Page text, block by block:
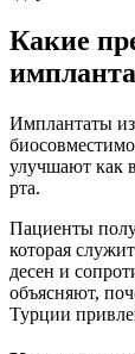
Какие
Имплантаты из
улучшают как
рта.
Пациенты
которая
десен и
объясняют,
Турции